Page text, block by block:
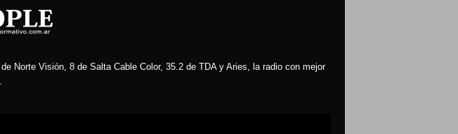
Norte Visión, 8 de Salta Cable Color, 35.2 de TDA y Aries, la radio con mejor